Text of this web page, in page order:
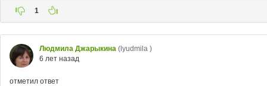
1
Людмила Джарыкина (lyudmila )
6 лет назад
отметил ответ